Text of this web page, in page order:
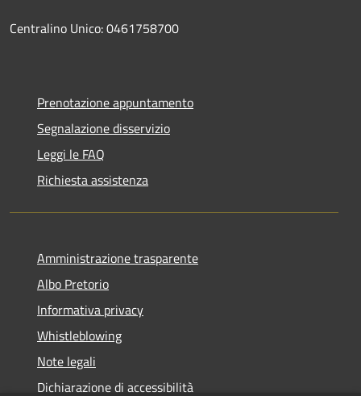
Centralino Unico: 0461758700
Prenotazione appuntamento
Segnalazione disservizio
Leggi le FAQ
Richiesta assistenza
Amministrazione trasparente
Albo Pretorio
Informativa privacy
Whistleblowing
Note legali
Dichiarazione di accessibilità